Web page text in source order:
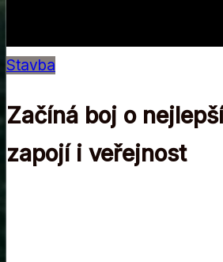
Stavba
Začíná boj o
zapojí i veřejnost